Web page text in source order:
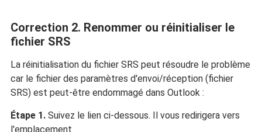
Correction 2. Renommer ou réinitialiser le
fichier SRS
La réinitialisation du fichier SRS peut résoudre le problème
car le fichier des paramètres d'envoi/réception (fichier
SRS) est peut-être endommagé dans Outlook :
Étape 1.Suivez le lien ci-dessous. Il vous redirigera vers
l'emplacement.